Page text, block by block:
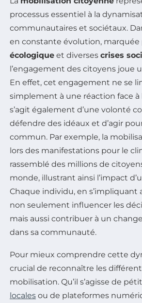
processus essentiel à la
communautaires et sociétaux.
en constante évolution, marquée
écologique et diverses crises
l’engagement des citoyens joue
En effet, cet engagement ne se
simplement à une réaction face à
s’agit également d’une volonté
défendre des idéaux et d’agir
commun. Par exemple, la
lors des manifestations pour le
rassemblé des millions de
monde, illustrant ainsi l’impact
Chaque individu, en
non seulement influencer les
mais aussi contribuer à un
dans sa communauté.
Pour mieux comprendre cette
crucial de reconnaître les
mobilisation. Qu’il s’agisse de
locales ou de plateformes